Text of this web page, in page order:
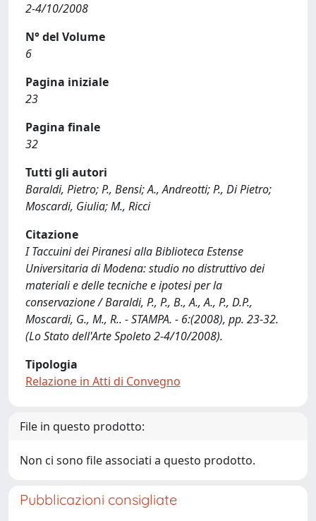
2-4/10/2008
N° del Volume
6
Pagina iniziale
23
Pagina finale
32
Tutti gli autori
Baraldi, Pietro; P., Bensi; A., Andreotti; P., Di Pietro;
Moscardi, Giulia; M., Ricci
Citazione
I Taccuini dei Piranesi alla Biblioteca Estense
Universitaria di Modena: studio no distruttivo dei
materiali e delle tecniche e ipotesi per la
conservazione / Baraldi, P., P., B., A., A., P., D.P.,
Moscardi, G., M., R.. - STAMPA. - 6:(2008), pp. 23-32.
(Lo Stato dell'Arte Spoleto 2-4/10/2008).
Tipologia
Relazione in Atti di Convegno
File in questo prodotto:
Non ci sono file associati a questo prodotto.
Pubblicazioni consigliate